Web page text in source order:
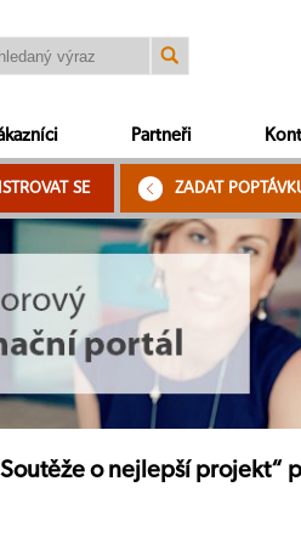
Partneři
SE ZADAT
o nejlepší projekt“